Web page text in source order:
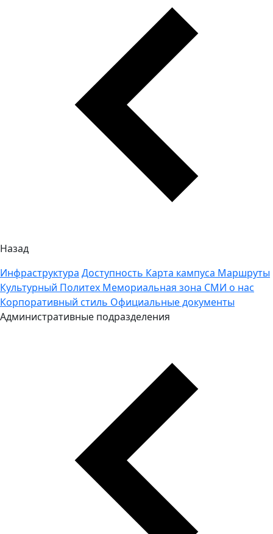
Назад
Инфраструктура Доступность Карта кампуса Маршруты
Культурный Политех Мемориальная зона СМИ о нас
Корпоративный стиль Официальные документы
Административные подразделения